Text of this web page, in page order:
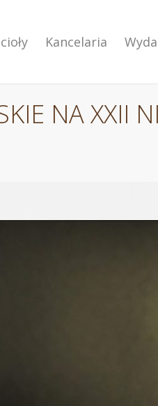
Kancelaria
NA XXII